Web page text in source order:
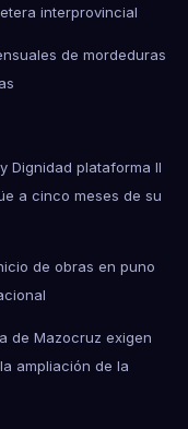
interprovincial
de mordeduras
Dignidad plataforma II
a cinco meses de su
de obras en puno
de Mazocruz exigen
ampliación de la